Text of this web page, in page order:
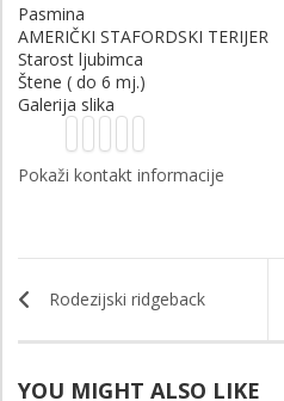
Pasmina
AMERIČKI STAFORDSKI TERIJER
Starost ljubimca
Štene ( do 6 mj.)
Galerija slika
Pokaži kontakt informacije
Rodezijski ridgeback
YOU MIGHT ALSO LIKE